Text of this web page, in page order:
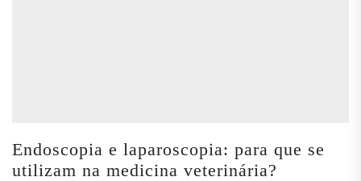
Endoscopia e laparoscopia: para que se
utilizam na medicina veterinária?